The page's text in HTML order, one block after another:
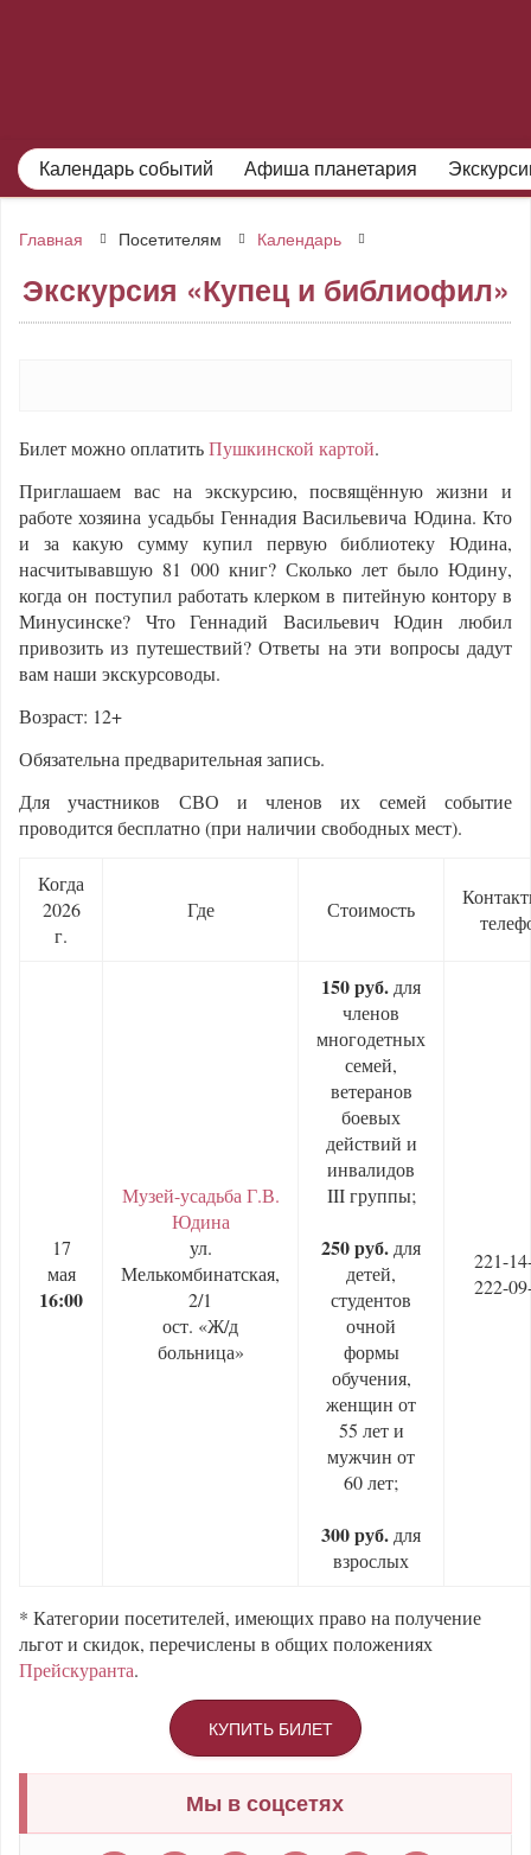
Календарь событий Афиша планетария
Главная Посетителям Календарь
Экскурсия «Купец и библиофил»
Билет можно оплатитьПушкинской картой.
Приглашаем вас на экскурсию, посвящённую жизни и
работе хозяина усадьбы Геннадия Васильевича Юдина. Кто
и за какую сумму купил первую библиотеку Юдина,
насчитывавшую 81 000 книг? Сколько лет было Юдину,
когда он поступил работать клерком в питейную контору в
Минусинске? Что Геннадий Васильевич Юдин любил
привозить из путешествий? Ответы на эти вопросы дадут
вам наши экскурсоводы.
Возраст: 12+
Обязательна предварительная запись.
Для участников СВО и членов их семей событие
проводится бесплатно (при наличии свободных мест).
Когда
2026
г.
Где Стоимость
17
мая
16:00
Музей-усадьба Г.В.
Юдина
ул.
Мелькомбинатская,
2/1
ост. «Ж/д
больница»
150 руб. для
членов
многодетных
семей,
ветеранов
боевых
действий и
инвалидов
III группы;
250 руб. для
детей,
студентов
очной
формы
обучения,
женщин от
55 лет и
мужчин от
60 лет;
300 руб. для
взрослых
221-
222-
* Категории посетителей, имеющих право на получение
льгот и скидок, перечислены в общих положениях
Прейскуранта.
КУПИТЬ БИЛЕТ
Мы в соцсетях